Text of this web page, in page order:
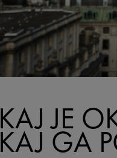
KAJ JE
KAJ GA